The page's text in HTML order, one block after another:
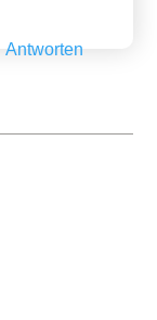
Antworten